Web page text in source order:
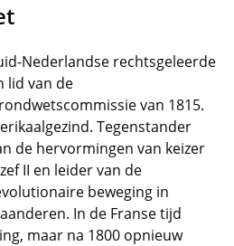
Nederlandse rechtsgeleerde
lid van de
van 1815.
Tegenstander
de hervormingen van keizer
II en leider van de
beweging in
In de Franse tijd
maar na 1800 opnieuw